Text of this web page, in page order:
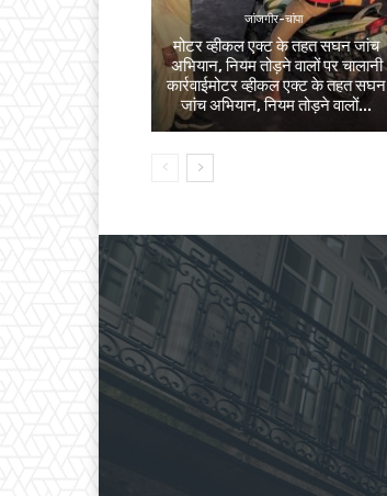
जांजगीर-चांपा
मोटर व्हीकल एक्ट के तहत सघन जांच
अभियान, नियम तोड़ने वालों पर चालानी
कार्रवाईमोटर व्हीकल एक्ट के तहत सघन
जांच अभियान, नियम तोड़ने वालों...